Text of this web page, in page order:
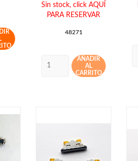
Sin stock, click AQUÍ
PARA RESERVAR
48271
AÑADIR
AL
CARRITO